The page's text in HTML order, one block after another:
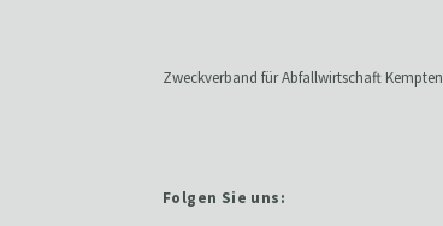
Zweckverband für Abfallwirtschaft Kempten
Folgen Sie uns: